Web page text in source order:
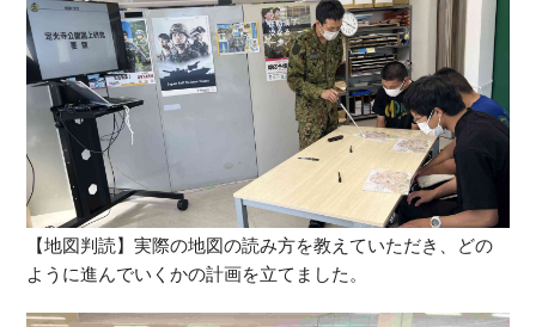
【地図判読】実際の地図の読み方を教えていただき、どの
ように進んでいくかの計画を立てました。